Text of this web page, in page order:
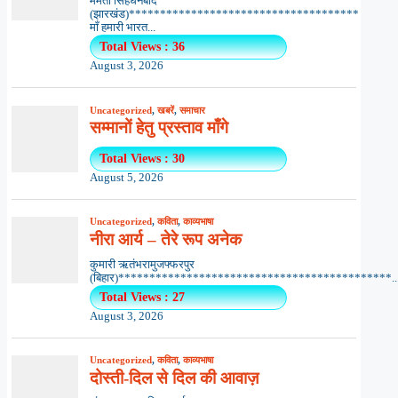
(झारखंड)*************************************
माँ हमारी भारत...
Total Views : 36
August 3, 2026
Uncategorized,खबरें,समाचार
सम्मानों हेतु प्रस्ताव माँगे
Total Views : 30
August 5, 2026
Uncategorized,कविता,काव्यभाषा
नीरा आर्य – तेरे रूप अनेक
कुमारी ऋतंभरामुजफ्फरपुर
Total Views : 27
August 3, 2026
Uncategorized,कविता,काव्यभाषा
दोस्ती-दिल से दिल की आवाज़